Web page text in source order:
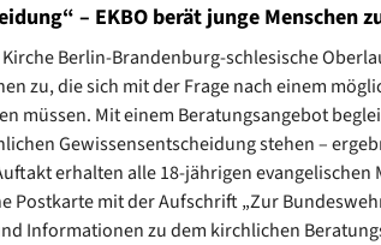
– EKBO berät junge Menschen
Berlin-Brandenburg-schlesische
zu, die sich mit der Frage nach einem
müssen. Mit einem Beratungsangebot
Gewissensentscheidung stehen –
erhalten alle 18-jährigen evangelischen
Postkarte mit der Aufschrift „Zur
Informationen zu dem kirchlichen